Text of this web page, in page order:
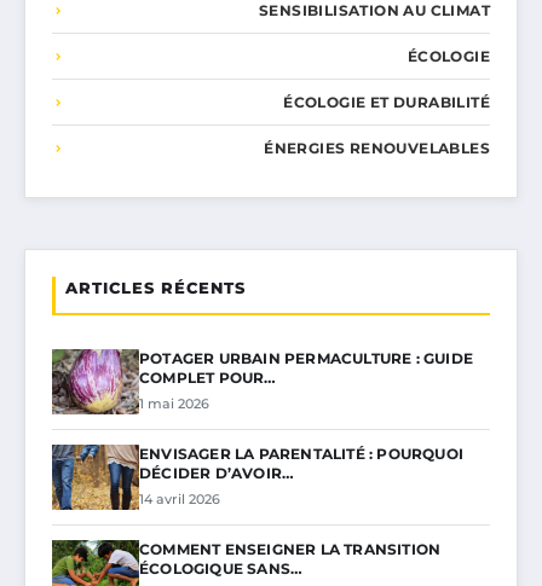
SENSIBILISATION AU CLIMAT
ÉCOLOGIE
ÉCOLOGIE ET DURABILITÉ
ÉNERGIES RENOUVELABLES
ARTICLES RÉCENTS
POTAGER URBAIN PERMACULTURE : GUIDE
COMPLET POUR…
1 mai 2026
ENVISAGER LA PARENTALITÉ : POURQUOI
DÉCIDER D’AVOIR…
14 avril 2026
COMMENT ENSEIGNER LA TRANSITION
ÉCOLOGIQUE SANS…